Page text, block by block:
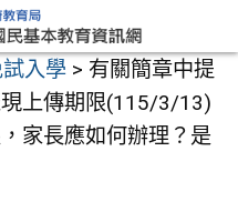
入學 > 有關簡章中提
上傳期限(115/3/13)
家長應如何辦理？是